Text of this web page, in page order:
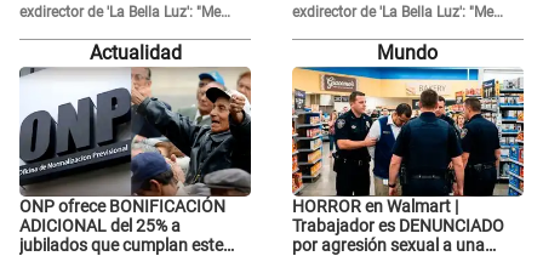
exdirector de 'La Bella Luz': "Me
basta con que ella esté bien"
exdirector de 'La Bella Luz': "Me
basta con que ella esté bien"
Actualidad
ONP ofrece BONIFICACIÓN
ADICIONAL del 25% a
jubilados que cumplan este
Mundo
HORROR en Walmart |
Trabajador es DENUNCIADO
por agresión sexual a una